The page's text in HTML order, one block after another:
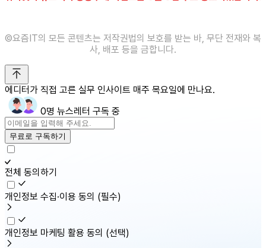
©️요즘IT의 모든 콘텐츠는 저작권법의 보호를 받는 바, 무단 전재와 복
사, 배포 등을 금합니다.
에디터가 직접 고른 실무 인사이트 매주 목요일에 만나요.
0명 뉴스레터 구독 중
무료로 구독하기
전체 동의하기
개인정보 수집·이용 동의 (필수)
개인정보 마케팅 활용 동의 (선택)